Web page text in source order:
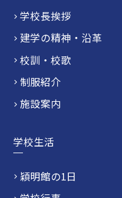
学校長挨拶
建学の精神・沿革
校訓・校歌
制服紹介
施設案内
学校生活
穎明館の1日